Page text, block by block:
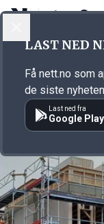
Annonsørinnhold
LAST NED
Få nett.no som
de siste
Last ned fra
Google Play